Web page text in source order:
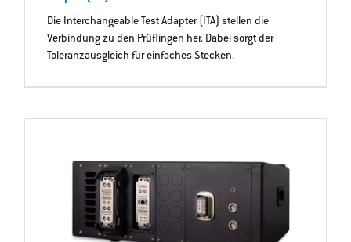
Die Interchangeable Test Adapter (ITA) stellen die
Verbindung zu den Prüflingen her. Dabei sorgt der
Toleranzausgleich für einfaches Stecken.